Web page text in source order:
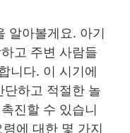
알아볼게요. 아기
고 주변 사람들
니다. 이 시기에
단하고 적절한 놀
진할 수 있습니
에 대한 몇 가지